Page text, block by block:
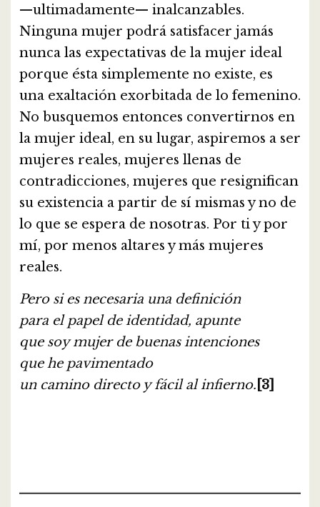
—ultimadamente— inalcanzables.
Ninguna mujer podrá satisfacer jamás
nunca las expectativas de la mujer ideal
porque ésta simplemente no existe, es
una exaltación exorbitada de lo femenino.
No busquemos entonces convertirnos en
la mujer ideal, en su lugar, aspiremos a ser
mujeres reales, mujeres llenas de
contradicciones, mujeres que resignifican
su existencia a partir de sí mismas y no de
lo que se espera de nosotras. Por ti y por
mí, por menos altares y más mujeres
reales.
Pero si es necesaria una definición
para el papel de identidad, apunte
que soy mujer de buenas intenciones
que he pavimentado
un camino directo y fácil al infierno. [3]